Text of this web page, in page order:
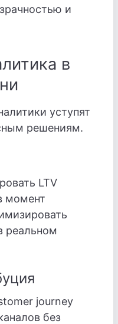
и
в
уступят
решениям.
LTV
момент
реальном
journey
без